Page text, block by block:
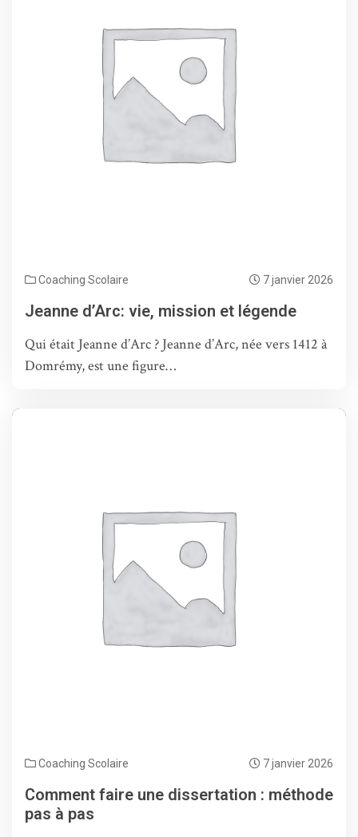
Coaching Scolaire 7 janvier 2026
Jeanne d’Arc: vie, mission et légende
Qui était Jeanne d’Arc ? Jeanne d’Arc, née vers 1412 à
Domrémy, est une figure…
Coaching Scolaire 7 janvier 2026
Comment faire une dissertation : méthode
pas à pas